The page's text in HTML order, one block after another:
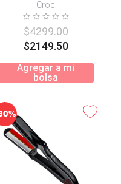
Croc
$4299.00
$2149.50
Agregar a mi
bolsa